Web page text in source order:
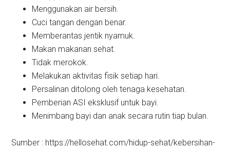
Menggunakan air bersih.
Cuci tangan dengan benar.
Memberantas jentik nyamuk.
Makan makanan sehat.
Tidak merokok.
Melakukan aktivitas fisik setiap hari.
Persalinan ditolong oleh tenaga kesehatan.
Pemberian ASI eksklusif untuk bayi.
Menimbang bayi dan anak secara rutin tiap bulan.
Sumber : https://hellosehat.com/hidup-sehat/kebersihan-